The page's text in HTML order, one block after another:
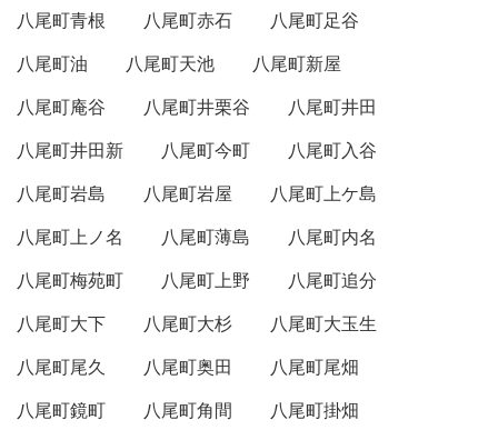
八尾町青根 八尾町赤石
八尾町足谷
八尾町油
八尾町天池
八尾町新屋
八尾町庵谷
八尾町井栗谷
八尾町井田
八尾町井田新
八尾町今町
八尾町入谷
八尾町岩島
八尾町岩屋
八尾町上ケ島
八尾町上ノ名
八尾町薄島
八尾町内名
八尾町梅苑町
八尾町上野
八尾町追分
八尾町大下
八尾町大杉
八尾町大玉生
八尾町尾久
八尾町奥田
八尾町尾畑
八尾町鏡町
八尾町角間
八尾町掛畑